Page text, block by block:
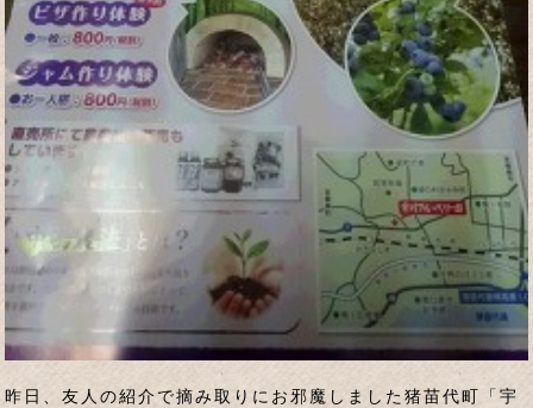
昨日、友人の紹介で摘み取りにお邪魔しました猪苗代町「宇